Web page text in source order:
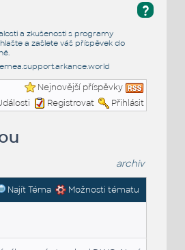
?
a zkušenosti s programy
a zašlete váš příspěvek do
.
emea.support.arkance.world
Nejnovější příspěvky
Registrovat Přihlásit
archiv
Najít Téma Možnosti tématu